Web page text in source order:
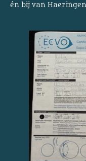
én bij van